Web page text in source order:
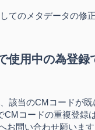
してのメタデータの修
使用中の為登録
該当のCMコードが
コードの重複登録
問い合わせ願います